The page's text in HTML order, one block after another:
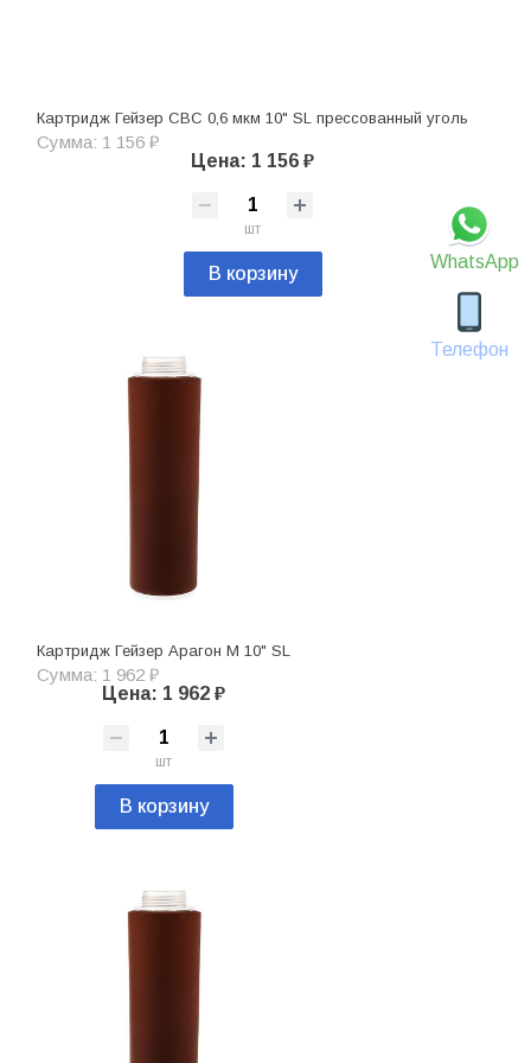
WhatsApp
Телефон
Картридж Гейзер СВС 0,6 мкм 10" SL прессованный уголь
Сумма: 1 156 ₽
Цена: 1 156 ₽
шт
В корзину
Картридж Гейзер Арагон М 10" SL
Сумма: 1 962 ₽
Цена: 1 962 ₽
шт
В корзину